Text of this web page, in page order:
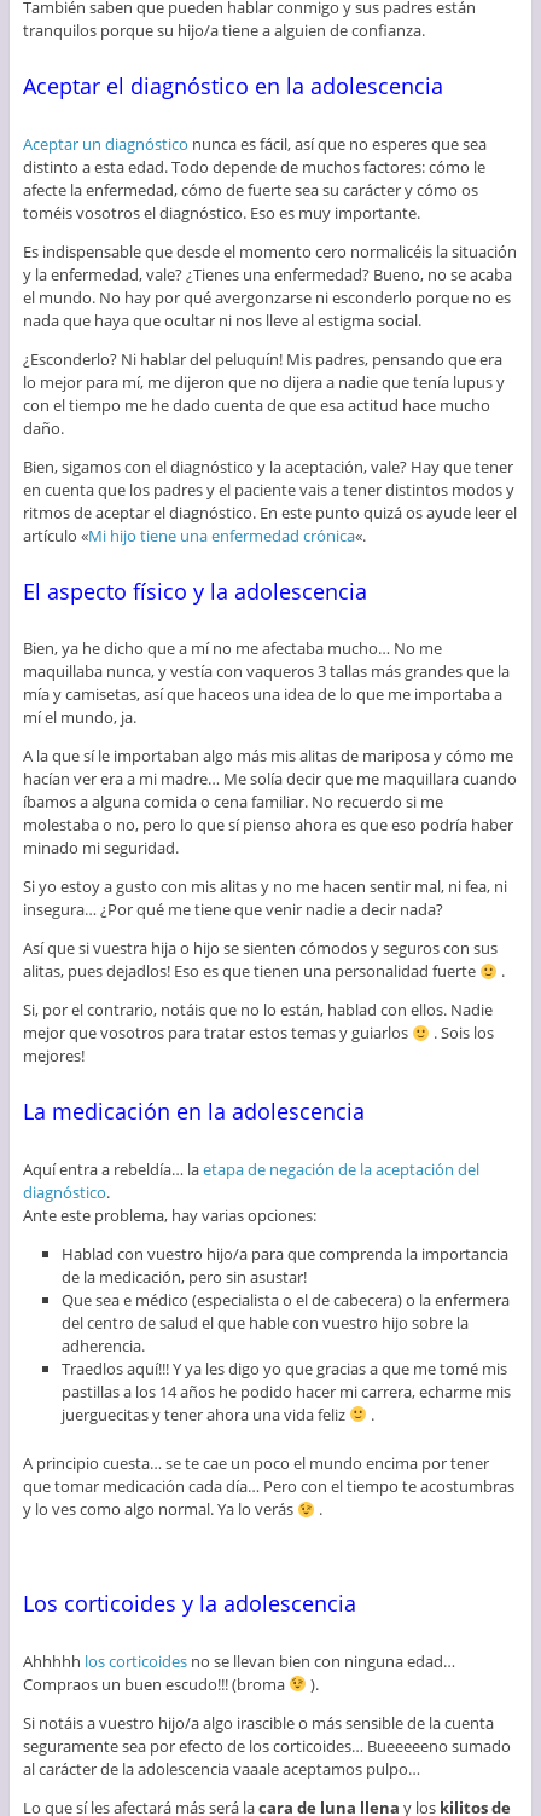
También saben que pueden hablar conmigo y sus padres están
tranquilos porque su hijo/a tiene a alguien de confianza.
Aceptar el diagnóstico en la adolescencia
Aceptar un diagnóstico nunca es fácil, así que no esperes que sea
distinto a esta edad. Todo depende de muchos factores: cómo le
afecte la enfermedad, cómo de fuerte sea su carácter y cómo os
toméis vosotros el diagnóstico. Eso es muy importante.
Es indispensable que desde el momento cero normalicéis la situación
y la enfermedad, vale? ¿Tienes una enfermedad? Bueno, no se acaba
el mundo. No hay por qué avergonzarse ni esconderlo porque no es
nada que haya que ocultar ni nos lleve al estigma social.
¿Esconderlo? Ni hablar del peluquín! Mis padres, pensando que era
lo mejor para mí, me dijeron que no dijera a nadie que tenía lupus y
con el tiempo me he dado cuenta de que esa actitud hace mucho
daño.
Bien, sigamos con el diagnóstico y la aceptación, vale? Hay que tener
en cuenta que los padres y el paciente vais a tener distintos modos y
ritmos de aceptar el diagnóstico. En este punto quizá os ayude leer el
artículo «Mi hijo tiene una enfermedad crónica«.
El aspecto físico y la adolescencia
Bien, ya he dicho que a mí no me afectaba mucho… No me
maquillaba nunca, y vestía con vaqueros 3 tallas más grandes que la
mía y camisetas, así que haceos una idea de lo que me importaba a
mí el mundo, ja.
A la que sí le importaban algo más mis alitas de mariposa y cómo me
hacían ver era a mi madre… Me solía decir que me maquillara cuando
íbamos a alguna comida o cena familiar. No recuerdo si me
molestaba o no, pero lo que sí pienso ahora es que eso podría haber
minado mi seguridad.
Si yo estoy a gusto con mis alitas y no me hacen sentir mal, ni fea, ni
insegura… ¿Por qué me tiene que venir nadie a decir nada?
Así que si vuestra hija o hijo se sienten cómodos y seguros con sus
alitas, pues dejadlos! Eso es que tienen una personalidad fuerte
.
Si, por el contrario, notáis que no lo están, hablad con ellos. Nadie
mejor que vosotros para tratar estos temas y guiarlos
. Sois los
mejores!
La medicación en la adolescencia
Aquí entra a rebeldía… laetapa de negación de la aceptación del
diagnóstico.
Ante este problema, hay varias opciones:
Hablad con vuestro hijo/a para que comprenda la importancia
de la medicación, pero sin asustar!
Que sea e médico (especialista o el de cabecera) o la enfermera
del centro de salud el que hable con vuestro hijo sobre la
adherencia.
Traedlos aquí!!! Y ya les digo yo que gracias a que me tomé mis
pastillas a los 14 años he podido hacer mi carrera, echarme mis
juerguecitas y tener ahora una vida feliz
.
A principio cuesta… se te cae un poco el mundo encima por tener
que tomar medicación cada día… Pero con el tiempo te acostumbras
y lo ves como algo normal. Ya lo verás
.
Los corticoides y la adolescencia
Ahhhhh los corticoidesno se llevan bien con ninguna edad…
Compraos un buen escudo!!! (broma
).
Si notáis a vuestro hijo/a algo irascible o más sensible de la cuenta
seguramente sea por efecto de los corticoides… Bueeeeeno sumado
al carácter de la adolescencia vaaale aceptamos pulpo…
Lo que sí les afectará más será lacara de luna llena y los kilitos de